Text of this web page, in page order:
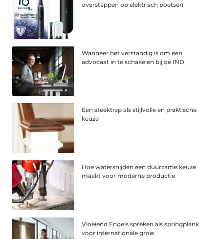
overstappen op elektrisch poetsen
Wanneer het verstandig is om een
advocaat in te schakelen bij de IND
Een steektrap als stijlvolle en praktische
keuze
Hoe watersnijden een duurzame keuze
maakt voor moderne productie
Vloeiend Engels spreken als springplank
voor internationale groei